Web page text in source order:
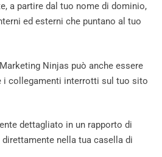
a partire dal tuo nome di dominio,
ed esterni che puntano al tuo
Ninjas può anche essere
i collegamenti interrotti sul tuo sito
dettagliato in un rapporto di
nella tua casella di